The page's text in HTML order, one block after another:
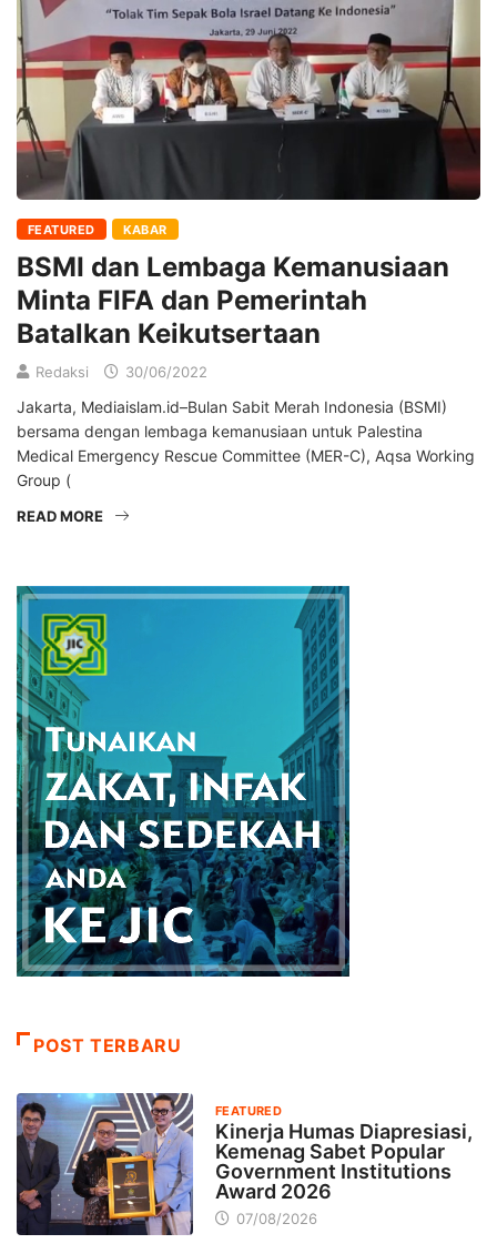
FEATURED KABAR
BSMI dan Lembaga Kemanusiaan
Minta FIFA dan Pemerintah
Batalkan Keikutsertaan
Redaksi 30/06/2022
Jakarta, Mediaislam.id–Bulan Sabit Merah Indonesia (BSMI)
bersama dengan lembaga kemanusiaan untuk Palestina
Medical Emergency Rescue Committee (MER-C), Aqsa Working
Group (
READ MORE
POST TERBARU
FEATURED
Kinerja Humas Diapresiasi,
Kemenag Sabet Popular
Government Institutions
Award 2026
07/08/2026